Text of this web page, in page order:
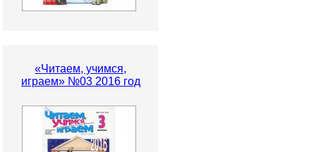
«Читаем, учимся,
играем» №03 2016 год